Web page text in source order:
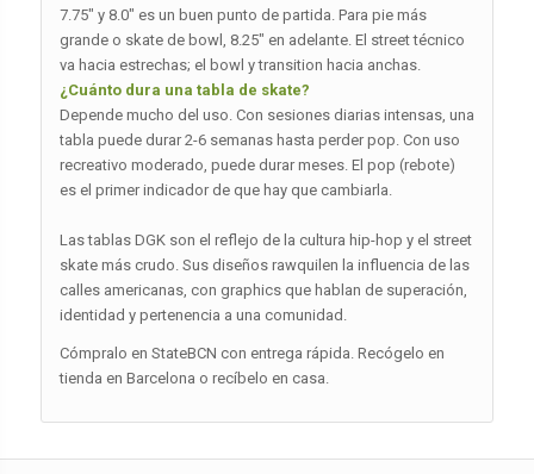
7.75″ y 8.0″ es un buen punto de partida. Para pie más
grande o skate de bowl, 8.25″ en adelante. El street técnico
va hacia estrechas; el bowl y transition hacia anchas.
¿Cuánto dura una tabla de skate?
Depende mucho del uso. Con sesiones diarias intensas, una
tabla puede durar 2-6 semanas hasta perder pop. Con uso
recreativo moderado, puede durar meses. El pop (rebote)
es el primer indicador de que hay que cambiarla.
Las tablas DGK son el reflejo de la cultura hip-hop y el street
skate más crudo. Sus diseños rawquilen la influencia de las
calles americanas, con graphics que hablan de superación,
identidad y pertenencia a una comunidad.
Cómpralo en StateBCN con entrega rápida. Recógelo en
tienda en Barcelona o recíbelo en casa.